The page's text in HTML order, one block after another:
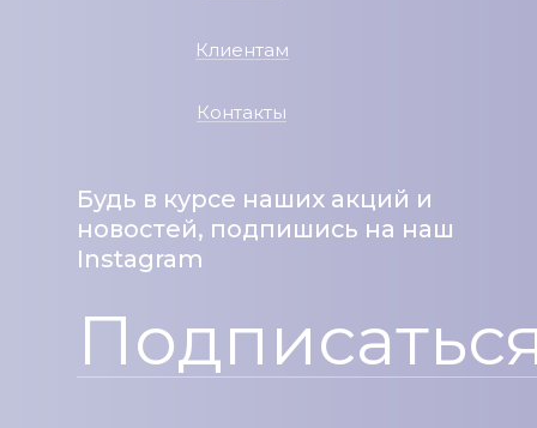
Клиентам
Контакты
Будь в курсе наших акций и
новостей, подпишись на наш
Instagram